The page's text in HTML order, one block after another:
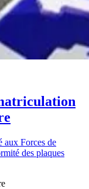
aux Forces de
des plaques